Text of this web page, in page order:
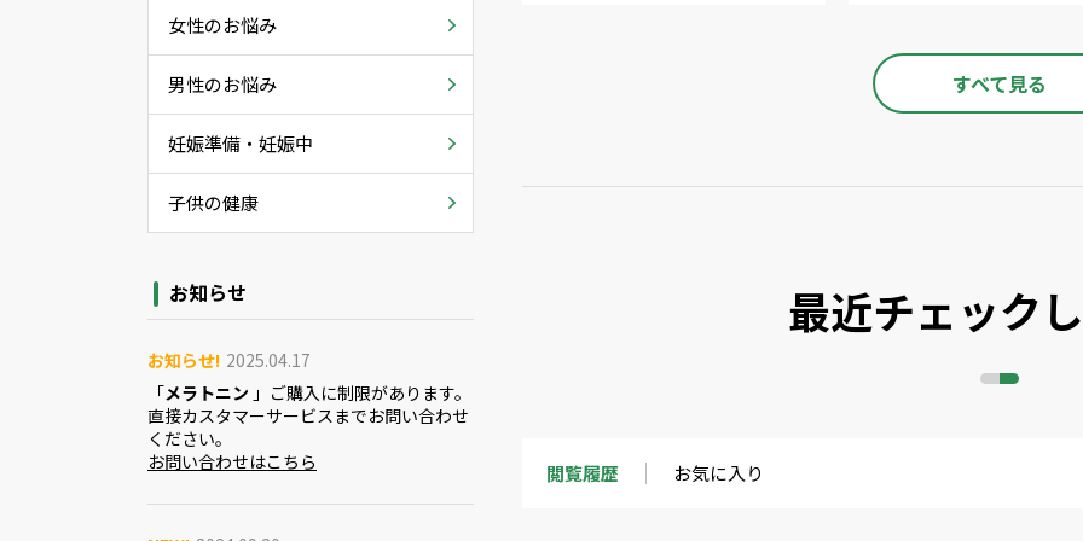
女性のお悩み
男性のお悩み
妊娠準備・妊娠中
子供の健康
お知らせ
お知らせ! 2025.04.17
「メラトニン 」ご購入に制限があります。
直接カスタマーサービスまでお問い合わせ
ください。
お問い合わせはこちら
すべて見る
最近チェック
閲覧履歴 お気に入り